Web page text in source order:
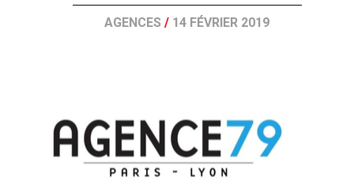
AGENCES / 14 FÉVRIER 2019